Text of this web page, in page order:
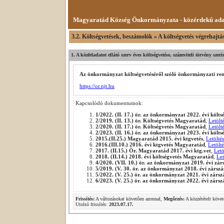
Magyaratád Község Önkormányzata - közérdekű
3.2. Költségvetések, beszámolók » A költségvetés
1. A közfeladatot ellátó szerv éves költségvetése, számviteli törvény
Az önkormányzat költségvetéséről szóló önkormányzati
https://or.njt.hu
Kapcsolódó dokumentumok:
1/2022. (II. 17.) ör. az önkormányzat 2022. évi
2/2019. (II. 13.) ör. Költségvetés Magyaratád
2/2020. (II. 17.) ör. Költségvetés Magyaratád
2/2023. (II. 16.) ör. az önkormányzat 2023. évi
2015.(II.25.) Magyaratád 2015. évi ktgvetés Letöltés
2016.(III.10.) 2016. évi ktgvetés Magyaratád
2017. (II.15.) Ör. Magyaratád 2017. évi ktg.vet
2018. (II.14.) 2018. évi költségvetés Magyaratád
4/2020. (VII. 10.) ör. az önkormányzat 2019. évi
5/2019. (V. 30. ör. az önkormányzat 2018. évi
5/2022. (V. 25.) ör. az önkormányzat 2021. évi
6/2023. (V. 25.) ör. az önkormányzat 2022. évi
Frissítés: A változásokat követően azonnal, Megőrzés: A közzétételt
Utolsó frissítés: 2023.07.17.